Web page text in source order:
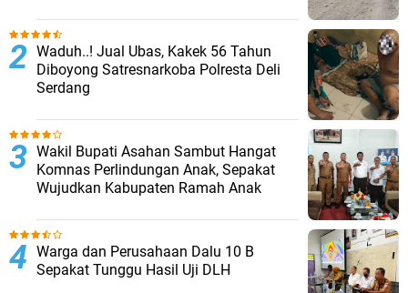
Waduh..! Jual Ubas, Kakek 56 Tahun
Diboyong Satresnarkoba Polresta Deli
Serdang
Wakil Bupati Asahan Sambut Hangat
Komnas Perlindungan Anak, Sepakat
Wujudkan Kabupaten Ramah Anak
Warga dan Perusahaan Dalu 10 B
Sepakat Tunggu Hasil Uji DLH